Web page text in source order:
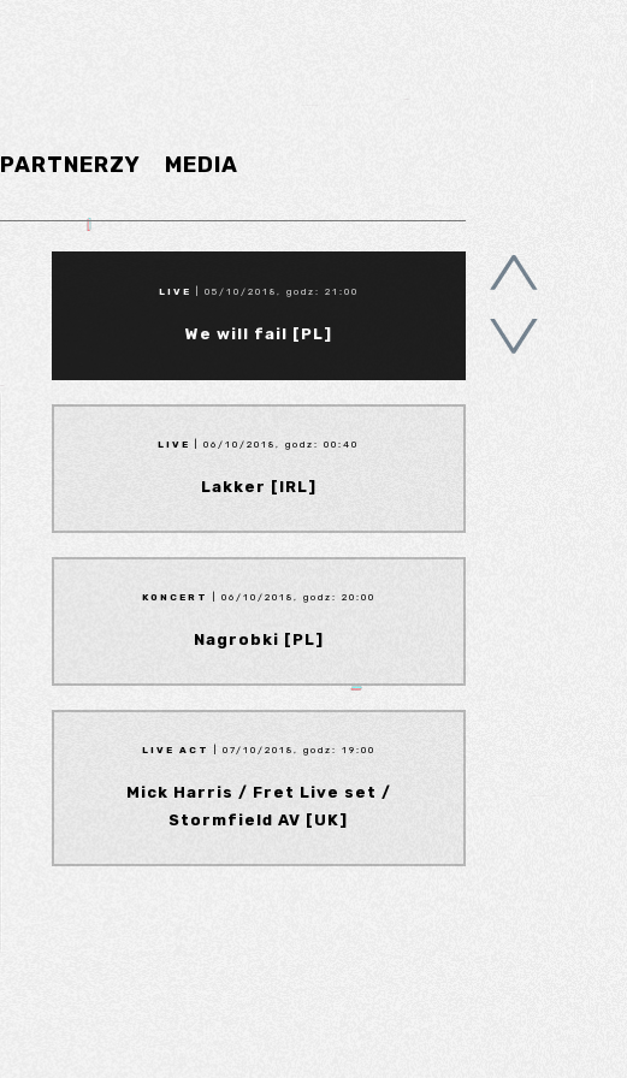
PARTNERZY MEDIA
LIVE | 05/10/2018, godz: 21:00
We will fail [PL]
LIVE | 06/10/2018, godz: 00:40
Lakker [IRL]
KONCERT | 06/10/2018, godz: 20:00
Nagrobki [PL]
LIVE ACT | 07/10/2018, godz: 19:00
Mick Harris / Fret Live set /
Stormfield AV [UK]